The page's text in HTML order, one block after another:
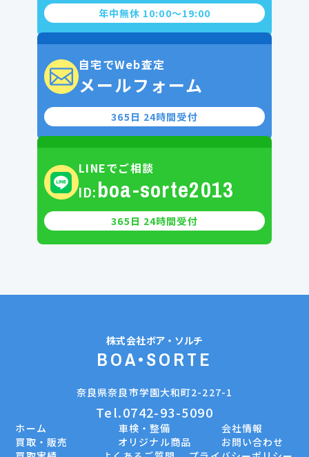
年中無休 10:00〜19:00
自宅でWeb査定
メールフォーム
365日 24時間受付
LINEでご相談
ID:boa-sorte2013
365日 24時間受付
株式会社ボア・ソルチ
BOA•SORTE
奈良県奈良市学園大和町2-227-1
Tel.0742-93-5090
ホーム 車検・整備
会社情報
買取・販売
オリジナル商品
お問い合わせ